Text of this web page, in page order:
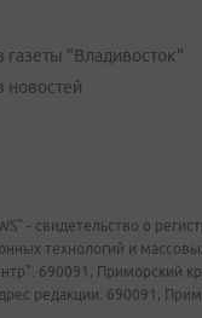
газеты "Владивосток"
новостей
- свидетельство о
технологий и
690091, Приморский
редакции: 690091,